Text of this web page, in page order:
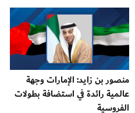
منصور بن زايد: الإمارات وجهة
عالمية رائدة في استضافة بطولات
الفروسية